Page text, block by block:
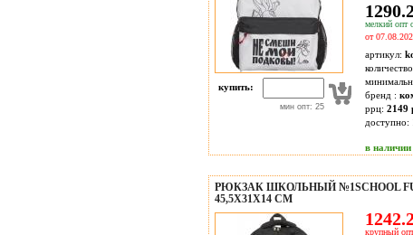
купить:
мин опт: 25
мелкий опт
от
артикул:
бренд :
ррц: 2149
доступно:
в наличии
РЮКЗАК ШКОЛЬНЫЙ №1SCHOOL
45,5Х31Х14 СМ
крупный